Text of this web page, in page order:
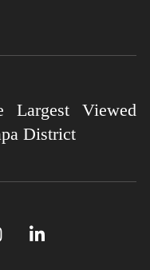
Largest Viewed
District